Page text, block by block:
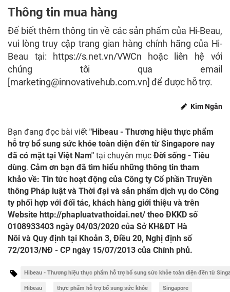
Thông tin mua hàng
Để biết thêm thông tin về các sản phẩm của Hi-Beau,
vui lòng truy cập trang gian hàng chính hãng của Hi-
Beau tại: https://s.net.vn/VWCn hoặc liên hệ với
chúng tôi qua email
[marketing@innovativehub.com.vn] để được hỗ trợ.
Kim Ngân
Bạn đang đọc bài viết "Hibeau - Thương hiệu thực phẩm
hỗ trợ bổ sung sức khỏe toàn diện đến từ Singapore nay
đã có mặt tại Việt Nam" tại chuyên mụcĐời sống - Tiêu
dùng. Cảm ơn bạn đã tìm hiểu những thông tin tham
khảo về: Tin tức hoạt động của Công ty Cổ phần Truyền
thông Pháp luật và Thời đại và sản phẩm dịch vụ do Công
ty phối hợp với đối tác, khách hàng giới thiệu và trên
Website http://phapluatvathoidai.net/ theo ĐKKD số
0108933403 ngày 04/03/2020 của Sở KH&ĐT Hà
Nôi và Quy định tại Khoản 3, Điều 20, Nghị định số
72/2013/NĐ - CP ngày 15/07/2013 của Chính phủ.
Hibeau - Thương hiệu thực phẩm hỗ trợ bổ sung sức khỏe toàn diện đến từ
Hibeau thực phẩm hỗ trợ bổ sung sức khỏe Singapore